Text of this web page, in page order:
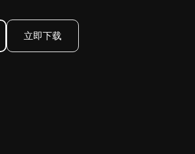
立即下载